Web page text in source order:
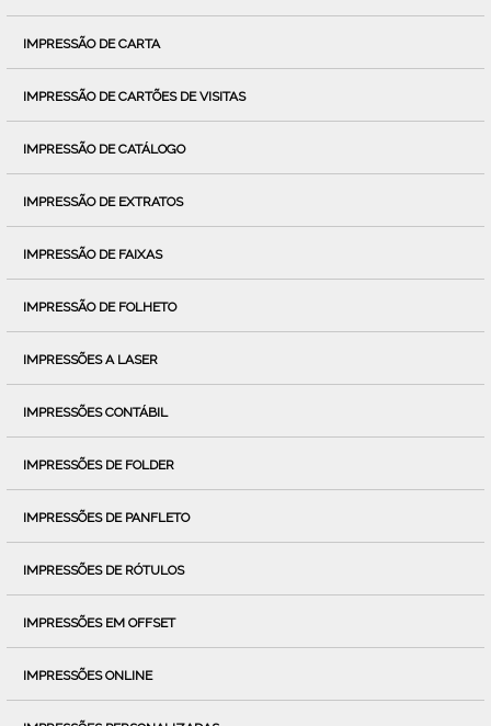
IMPRESSÃO DE CARTA
IMPRESSÃO DE CARTÕES DE VISITAS
IMPRESSÃO DE CATÁLOGO
IMPRESSÃO DE EXTRATOS
IMPRESSÃO DE FAIXAS
IMPRESSÃO DE FOLHETO
IMPRESSÕES A LASER
IMPRESSÕES CONTÁBIL
IMPRESSÕES DE FOLDER
IMPRESSÕES DE PANFLETO
IMPRESSÕES DE RÓTULOS
IMPRESSÕES EM OFFSET
IMPRESSÕES ONLINE